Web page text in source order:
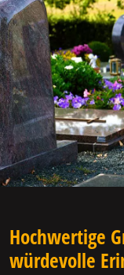
Hochwertige
würdevolle